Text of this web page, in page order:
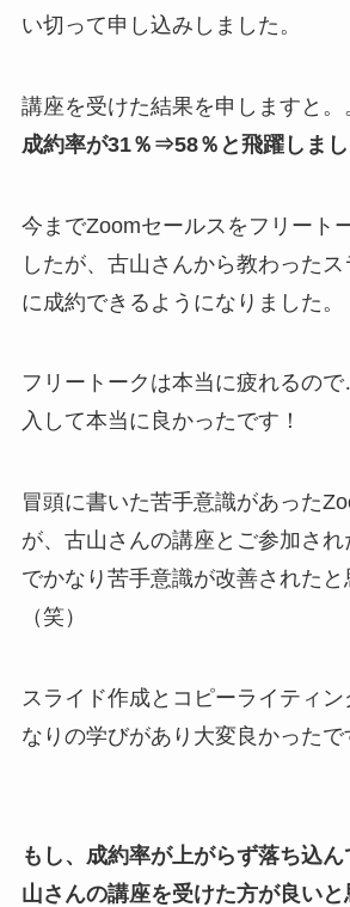
い切って申し込みしました。
講座を受けた結果を申しますと。
成約率が31％⇒58％と飛躍しまし
今までZoomセールスをフリート
したが、古山さんから教わった
に成約できるようになりました。
フリートークは本当に疲れるの
入して本当に良かったです！
冒頭に書いた苦手意識があった
が、古山さんの講座とご参加さ
でかなり苦手意識が改善されたと
（笑）
スライド作成とコピーライティ
なりの学びがあり大変良かったで
もし、成約率が上がらず落ち込
山さんの講座を受けた方が良いと